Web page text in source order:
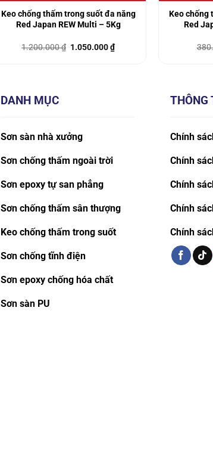
Keo chống thấm trong suốt đa năng
Red Japan REW Multi – 5Kg
1.200.000₫ Giá
1.050.000₫Giá
hiện
Keo chống
Red
DANH MỤC
Sơn sàn nhà xưởng
Sơn chống thấm ngoài trời
Sơn epoxy tự san phẳng
Sơn chống thấm sân thượng
Keo chống thấm trong suốt
Sơn chống tĩnh điện
Sơn epoxy chống hóa chất
Sơn sàn PU
THÔNG
Chính
Chính
Chính
Chính
Chính